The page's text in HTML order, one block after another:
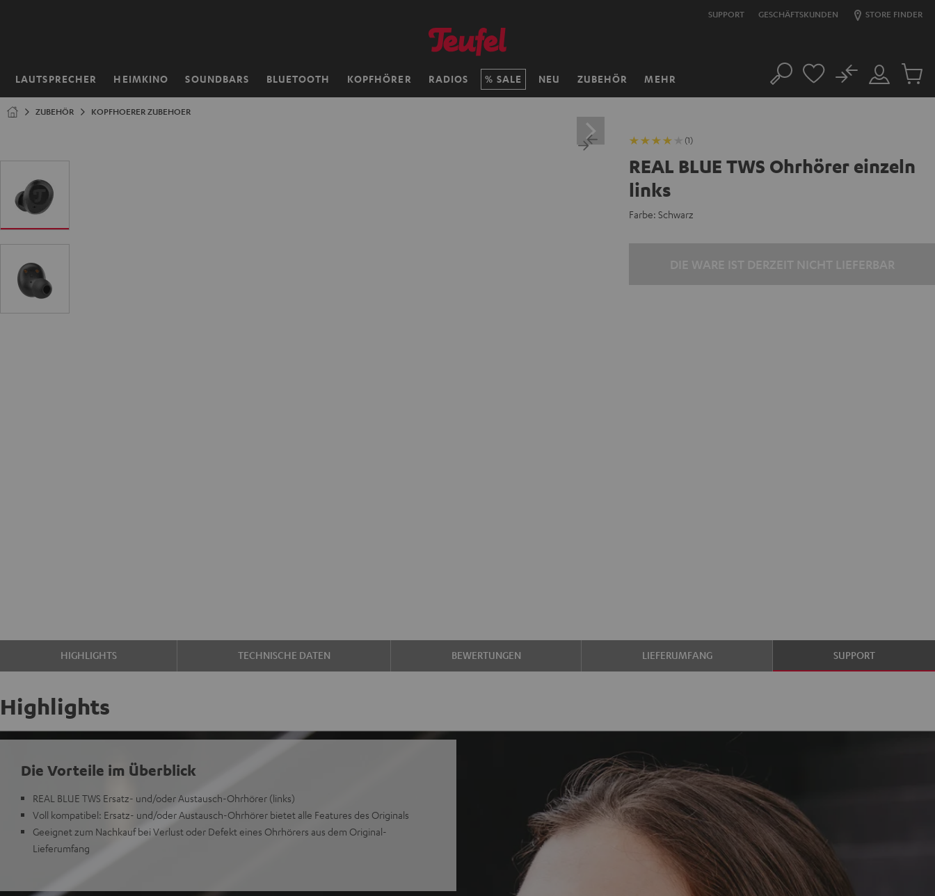
SUPPORT GESCHÄFTSKUNDEN STORE FINDER
LAUTSPRECHER HEIMKINO SOUNDBARS BLUETOOTH KOPFHÖRER RADIOS SALE NEU ZUBEHÖR MEHR
Startseite Suche
Mein
Konto
No
Artikel
ZUBEHÖR KOPFHOERER ZUBEHOER
(1)
REAL BLUE TWS Ohrhörer einzeln
links
Farbe: Schwarz
HIGHLIGHTS TECHNISCHE DATEN BEWERTUNGEN LIEFERUMFANG SUPPORT
Highlights
Die Vorteile im Überblick
REAL BLUE TWS Ersatz- und/oder Austausch-Ohrhörer (links)
Voll kompatibel: Ersatz- und/oder Austausch-Ohrhörer bietet alle Features des Originals
Geeignet zum Nachkauf bei Verlust oder Defekt eines Ohrhörers aus dem Original-
Lieferumfang